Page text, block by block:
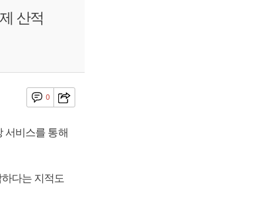
산적
0
서비스를 통해
다는 지적도